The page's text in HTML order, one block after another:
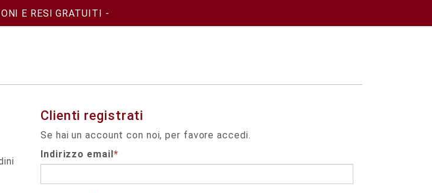
E RESI GRATUITI -
Clienti registrati
Se hai un account con noi, per favore accedi.
*
Indirizzo email